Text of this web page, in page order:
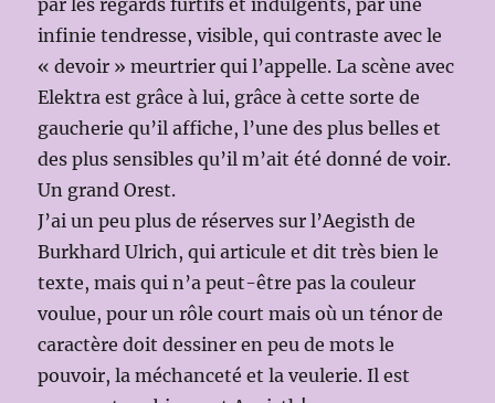
infinie tendresse, visible, qui contraste avec le
« devoir » meurtrier qui l’appelle. La scène avec
Elektra est grâce à lui, grâce à cette sorte de
gaucherie qu’il affiche, l’une des plus belles et
des plus sensibles qu’il m’ait été donné de voir.
Un grand Orest.
J’ai un peu plus de réserves sur l’Aegisth de
Burkhard Ulrich, qui articule et dit très bien le
texte, mais qui n’a peut-être pas la couleur
voulue, pour un rôle court mais où un ténor de
caractère doit dessiner en peu de mots le
pouvoir, la méchanceté et la veulerie. Il est